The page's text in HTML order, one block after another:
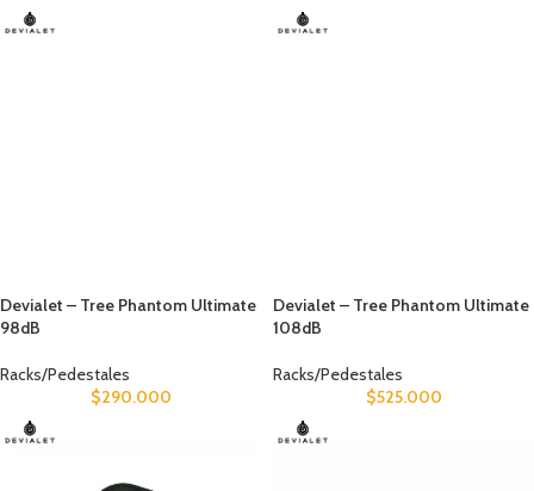
Devialet – Tree Phantom Ultimate
98dB
Racks/Pedestales
$290.000
Devialet – Tree Phantom Ultimate
108dB
Racks/Pedestales
$525.000